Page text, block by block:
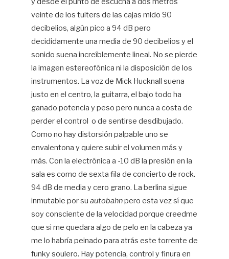
veinte de los tuiters de las cajas mido 90
decibelios, algún pico a 94 dB pero
decididamente una media de 90 decibelios y el
sonido suena increíblemente lineal. No se pierde
la imagen estereofónica ni la disposición de los
instrumentos. La voz de Mick Hucknall suena
justo en el centro, la guitarra, el bajo todo ha
ganado potencia y peso pero nunca a costa de
perder el control o de sentirse desdibujado.
Como no hay distorsión palpable uno se
envalentona y quiere subir el volumen más y
más. Con la electrónica a -10 dB la presión en la
sala es como de sexta fila de concierto de rock.
94 dB de media y cero grano. La berlina sigue
inmutable por su autobahnpero esta vez sí que
soy consciente de la velocidad porque creedme
que si me quedara algo de pelo en la cabeza ya
me lo habría peinado para atrás este torrente de
funky soulero. Hay potencia, control y finura en